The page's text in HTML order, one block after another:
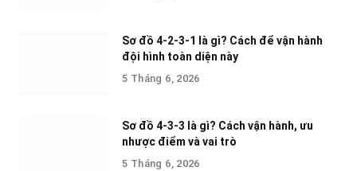
Sơ đồ 4-2-3-1 là gì? Cách để vận hành
đội hình toàn diện này
5 Tháng 6, 2026
Sơ đồ 4-3-3 là gì? Cách vận hành, ưu
nhược điểm và vai trò
5 Tháng 6, 2026